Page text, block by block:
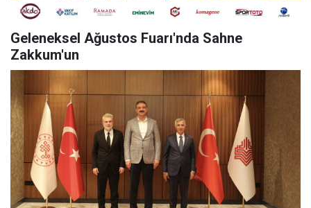
Geleneksel Ağustos Fuarı'nda Sahne
Zakkum'un